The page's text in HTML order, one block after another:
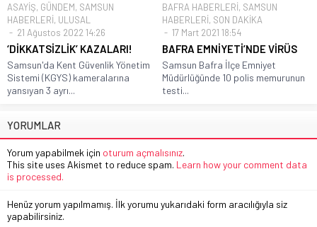
ASAYİŞ, GÜNDEM, SAMSUN
HABERLERİ, ULUSAL
21 Ağustos 2022 14:26
‘DİKKATSİZLİK’ KAZALARI!
Samsun'da Kent Güvenlik Yönetim
Sistemi (KGYS) kameralarına
yansıyan 3 ayrı...
BAFRA HABERLERİ, SAMSUN
HABERLERİ, SON DAKİKA
17 Mart 2021 18:54
BAFRA EMNİYETİ’NDE VİRÜS
Samsun Bafra İlçe Emniyet
Müdürlüğünde 10 polis memurunun
testi...
YORUMLAR
Yorum yapabilmek için oturum açmalısınız.
This site uses Akismet to reduce spam. Learn how your comment data
is processed.
Henüz yorum yapılmamış. İlk yorumu yukarıdaki form aracılığıyla siz
yapabilirsiniz.